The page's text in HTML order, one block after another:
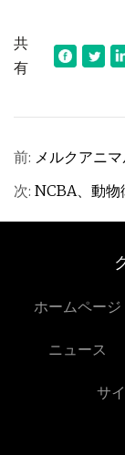
共
有
前: メルクアニ
次: NCBA、動物
ホームページ
ニュース
サ